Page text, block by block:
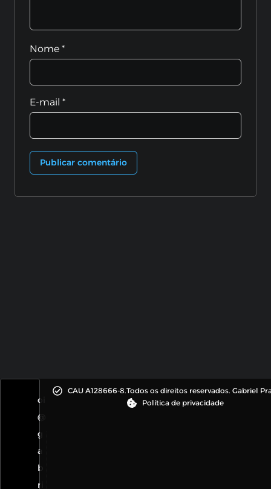
Nome *
E-mail *
oi
@
g
a
b
ri
CAU A128666-8.Todos os direitos reservados. Gabriel
Política de privacidade